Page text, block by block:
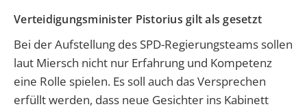
Verteidigungsminister Pistorius gilt als gesetzt
Bei der Aufstellung des SPD-Regierungsteams sollen
laut Miersch nicht nur Erfahrung und Kompetenz
eine Rolle spielen. Es soll auch das Versprechen
erfüllt werden, dass neue Gesichter ins Kabinett